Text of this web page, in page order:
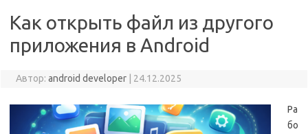
Как открыть файл из другого
приложения в Android
Автор: android developer 24.12.2025
Ра
бо